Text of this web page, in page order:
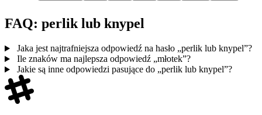
FAQ: perlik lub knypel
Jaka jest najtrafniejsza odpowiedź na hasło „perlik lub knypel”?
Ile znaków ma najlepsza odpowiedź „młotek”?
Jakie są inne odpowiedzi pasujące do „perlik lub knypel”?